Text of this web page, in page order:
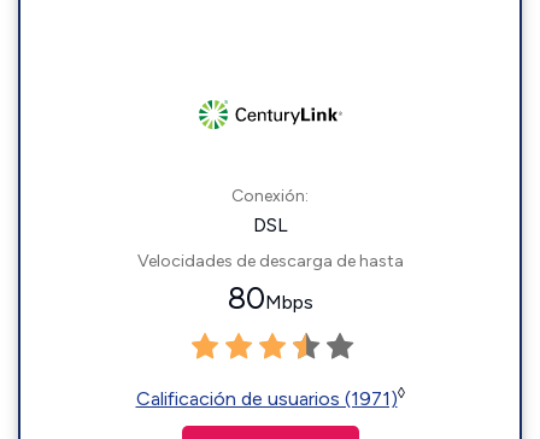
Conexión:
DSL
Velocidades de descarga de hasta
80Mbps
Calificación de usuarios (1971)◊